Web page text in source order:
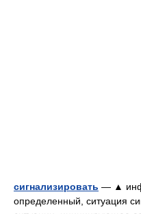
сигнализировать — ▲
определенный, ситуация